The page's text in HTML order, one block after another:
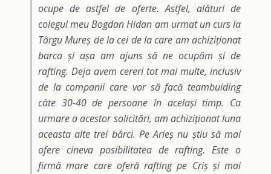
ocupe de astfel de oferte. Astfel, alături de
colegul meu Bogdan Hidan am urmat un curs la
Târgu Mureș de la cei de la care am achiziționat
barca și așa am ajuns să ne ocupăm și de
rafting. Deja avem cereri tot mai multe, inclusiv
de la companii care vor să facă teambuiding
câte 30-40 de persoane în același timp. Ca
urmare a acestor solicitări, am achiziționat luna
aceasta alte trei bărci. Pe Arieș nu știu să mai
ofere cineva posibilitatea de rafting. Este o
firmă mare care oferă rafting pe Criș și mai